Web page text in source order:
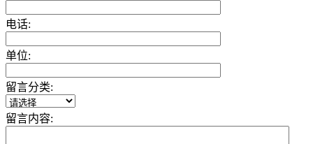
电话:
单位:
留言分类:
留言内容: